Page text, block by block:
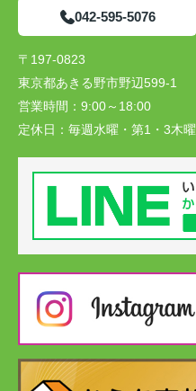
042-595-5076
〒197-0823
東京都あきる野市野辺599-1
営業時間： 9:00～18:00
定休日： 毎週水曜・第1・3木曜